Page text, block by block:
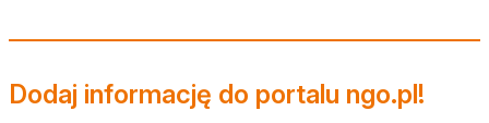
Dodaj informację do portalu ngo.pl!